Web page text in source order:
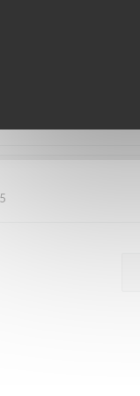
Top Essen !!!